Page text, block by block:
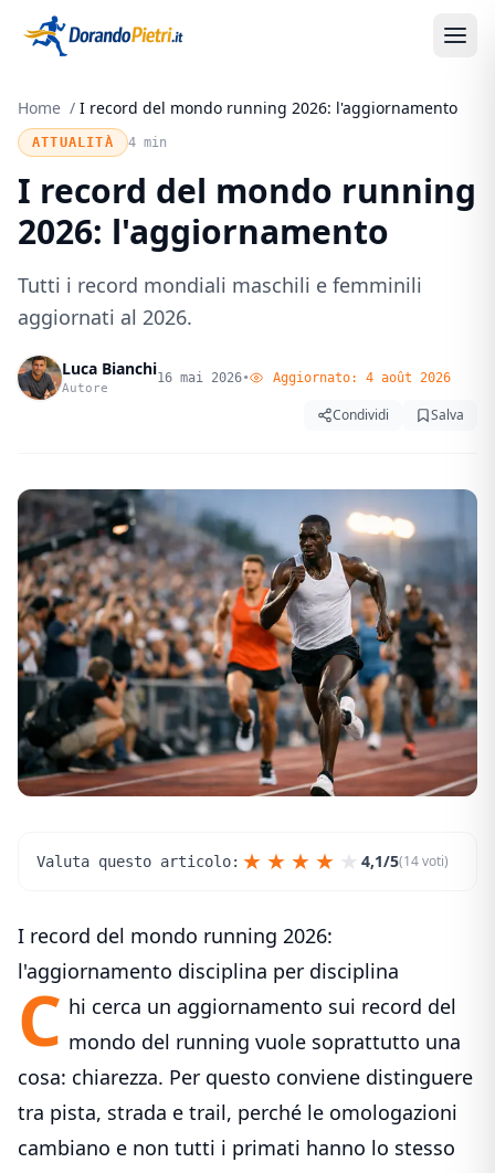
Home / I record del mondo running 2026: l'aggiornamento
ATTUALITÀ 4 min
I record del mondo running
2026: l'aggiornamento
Tutti i record mondiali maschili e femminili
aggiornati al 2026.
Luca Bianchi
Autore
16 mai 2026• Aggiornato: 4 août 2026
Condividi Salva
Valuta questo articolo: ★ ★ ★ ★ ★ 4,1/5(14 voti)
I record del mondo running 2026:
l'aggiornamento disciplina per disciplina
C hi cerca un aggiornamento sui record del
mondo del running vuole soprattutto una
cosa: chiarezza. Per questo conviene distinguere
tra pista, strada e trail, perché le omologazioni
cambiano e non tutti i primati hanno lo stesso